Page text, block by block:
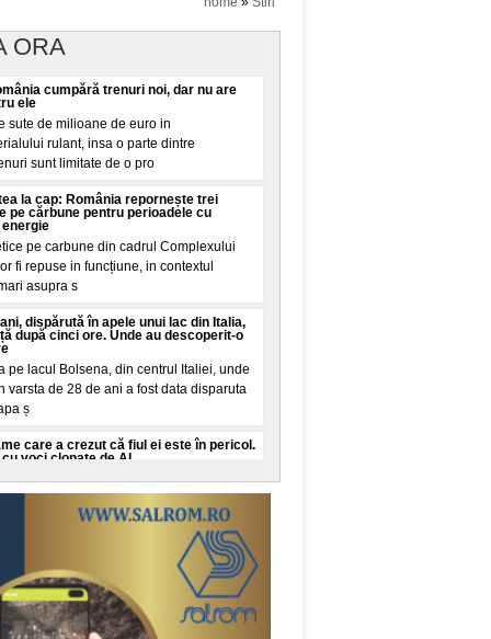
ORA
cumpără trenuri noi, dar nu are
ele
sute de milioane de euro in
rulant, insa o parte dintre
sunt limitate de o pro
la cap: România repornește trei
pe cărbune pentru perioadele cu
pe carbune din cadrul Complexului
fi repuse in funcțiune, in contextul
asupra s
dispărută în apele unui lac din Italia,
după cinci ore. Unde au descoperit-o
pe lacul Bolsena, din centrul Italiei, unde
varsta de 28 de ani a fost data disparuta
ș
care a crezut că fiul ei este în pericol.
voci clonate de AI
New York, a trait cateva minute de
fiul ei in varsta de 16 ani este in pericol de
de la
româncă o vizită la urgențe în SUA:
la vreo sumă de aia nebună, exact așa
SUA a starnit dezbateri pe TikTok dupa
neașteptata pe care va trebui sa o